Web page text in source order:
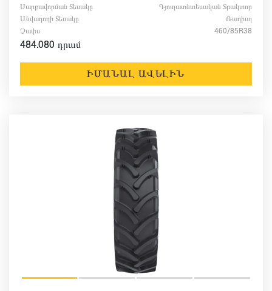
Սարքավորման Տեսակը
Գյուղատնտեսական Տրակտոր
Անվադողի Տեսակը
Ռադիալ
Չափս
460/85R38
484.080 դրամ
ԻՄԱՆԱԼ ԱՎԵԼԻՆ